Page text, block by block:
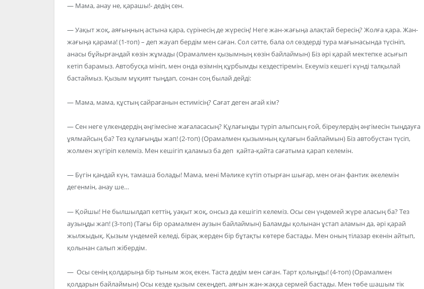
— Мама, анау не, қарашы!- дедің сен.
— Уақыт жоқ, аяғыңның астына қара, сүрінесің де жүресің! Неге жан-жағыңа алақтай бересің? Жолға қара. Жан-
жағыңа қарама! (1-топ) – деп жауап бердім мен саған. Сол сәтте, бала ол сөздерді тура мағынасында түсініп,
анасы бұйырғандай көзін жұмады (Орамалмен қызымның көзін байлаймын) Біз әрі қарай мектепке асығып
кетіп барамыз. Автобусқа мініп, мен онда өзімнің құрбымды кездестіремін. Екеуміз кешегі күнді талқылай
бастаймыз. Қызым мұқият тыңдап, сонан соң былай дейді:
— Мама, мама, құстың сайрағанын естимісің? Сағат деген ағай кім?
— Сен неге үлкендердің әңгімесіне жағаласасың? Құлағыңды түріп алыпсың ғой, біреулердің әңгімесін тыңдауға
ұялмайсың ба? Тез құлағыңды жап! (2-топ) (Орамалмен қызымның құлағын байлаймын) Біз автобустан түсіп,
жолмен жүгіріп келеміз. Мен кешігіп қаламыз ба деп қайта-қайта сағатыма қарап келемін.
— Бүгін қандай күн, тамаша болады! Мама, мені Мәлике күтіп отырған шығар, мен оған фантик әкелемін
дегенмін, анау ше…
— Қойшы! Не былшылдап кеттің, уақыт жоқ, онсыз да кешігіп келеміз. Осы сен үндемей жүре аласың ба? Тез
аузыңды жап! (3-топ) (Тағы бір орамалмен аузын байлаймын) Баламды қолынан ұстап аламын да, әрі қарай
жылжыдық. Қызым үндемей келеді, бірақ жерден бір бұтақты көтере бастады. Мен оның тілазар екенін айтып,
қолынан салып жібердім.
— Осы сенің қолдарыңа бір тыным жоқ екен. Таста дедім мен саған. Тарт қолыңды! (4-топ) (Орамалмен
қолдарын байлаймын) Осы кезде қызым секеңдеп, аяғын жан-жаққа сермей бастады. Мен төбе шашым тік